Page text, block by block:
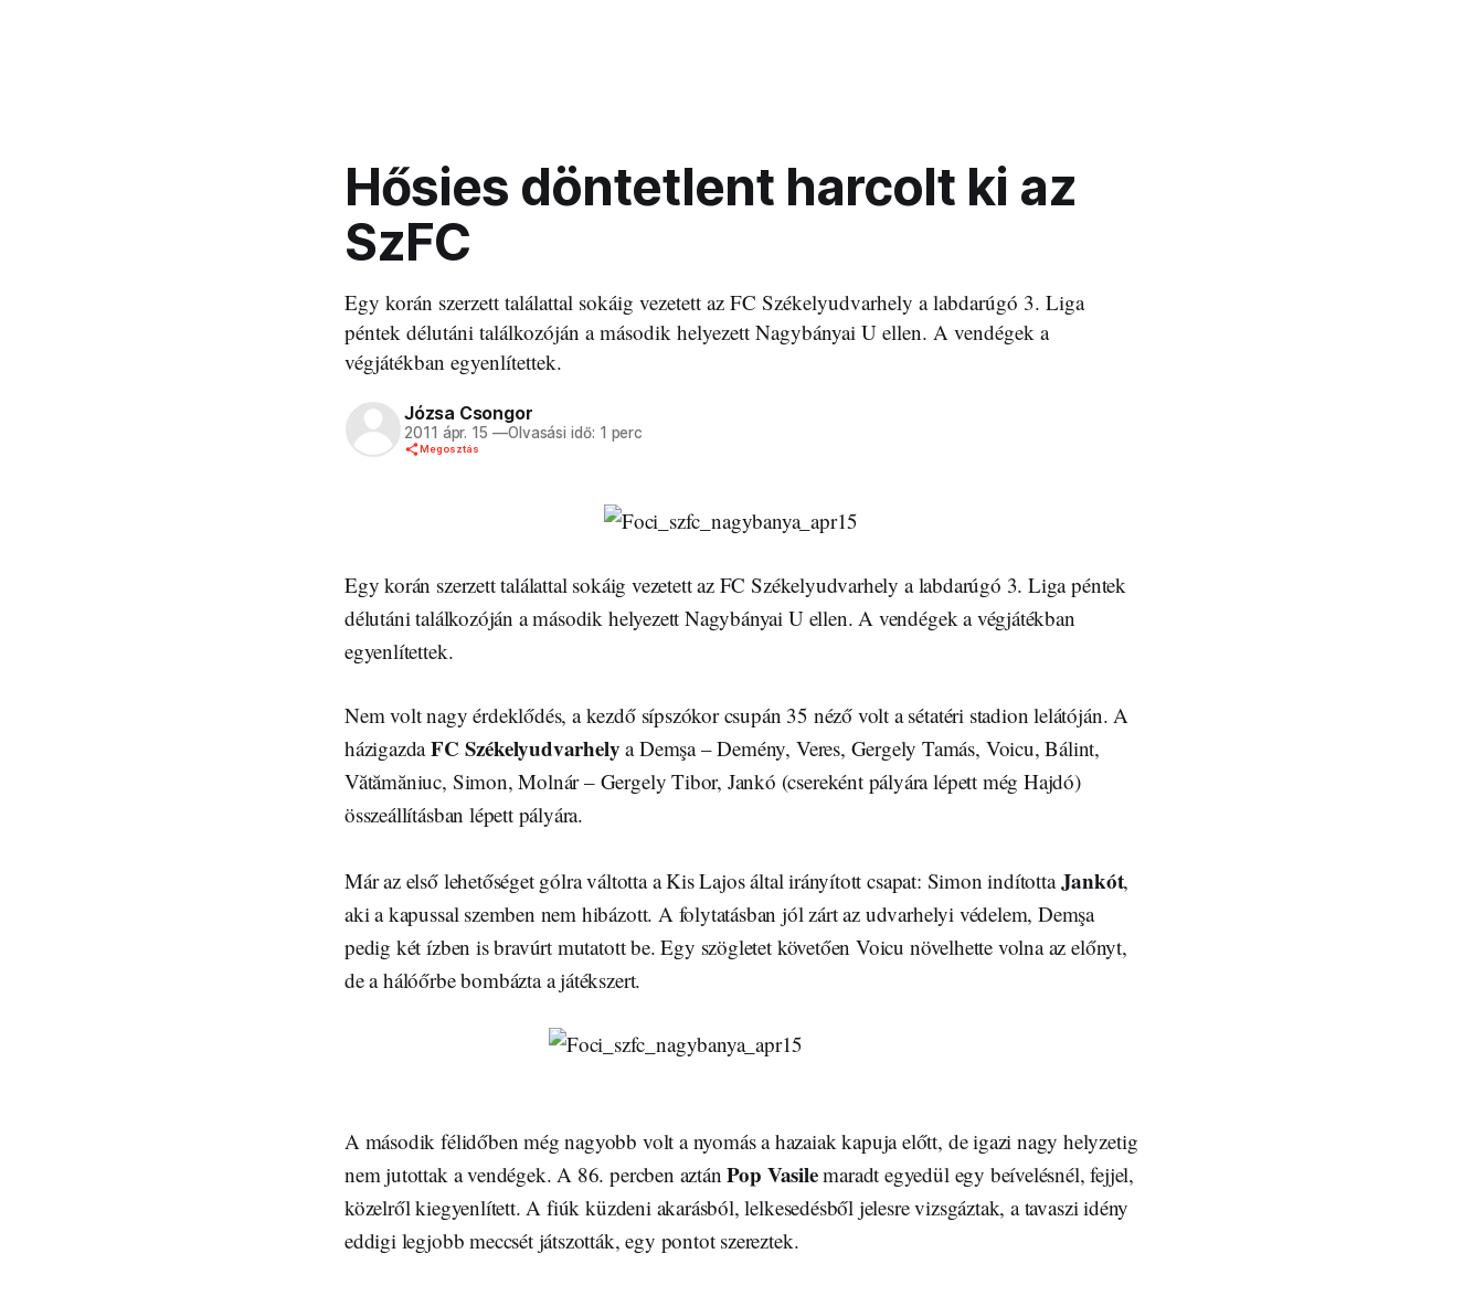
Hősies döntetlent harcolt ki az
SzFC
Egy korán szerzett találattal sokáig vezetett az FC Székelyudvarhely a labdarúgó 3. Liga
péntek délutáni találkozóján a második helyezett Nagybányai U ellen. A vendégek a
végjátékban egyenlítettek.
Józsa Csongor
2011 ápr. 15 —Olvasási idő: 1 perc
Megosztás
Egy korán szerzett találattal sokáig vezetett az FC Székelyudvarhely a labdarúgó 3. Liga péntek
délutáni találkozóján a második helyezett Nagybányai U ellen. A vendégek a végjátékban
egyenlítettek.
Nem volt nagy érdeklődés, a kezdő sípszókor csupán 35 néző volt a sétatéri stadion lelátóján. A
házigazdaFC Székelyudvarhely a Demşa – Demény, Veres, Gergely Tamás, Voicu, Bálint,
Vătămăniuc, Simon, Molnár – Gergely Tibor, Jankó (csereként pályára lépett még Hajdó)
összeállításban lépett pályára.
Már az első lehetőséget gólra váltotta a Kis Lajos által irányított csapat: Simon indítottaJankót,
aki a kapussal szemben nem hibázott. A folytatásban jól zárt az udvarhelyi védelem, Demşa
pedig két ízben is bravúrt mutatott be. Egy szögletet követően Voicu növelhette volna az előnyt,
de a hálóőrbe bombázta a játékszert.
A második félidőben még nagyobb volt a nyomás a hazaiak kapuja előtt, de igazi nagy helyzetig
nem jutottak a vendégek. A 86. percben aztánPop Vasilemaradt egyedül egy beívelésnél, fejjel,
közelről kiegyenlített. A fiúk küzdeni akarásból, lelkesedésből jelesre vizsgáztak, a tavaszi idény
eddigi legjobb meccsét játszották, egy pontot szereztek.